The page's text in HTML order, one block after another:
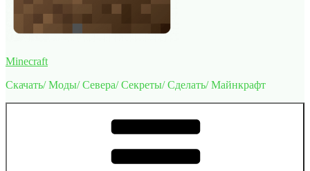
Minecraft
Скачать/ Моды/ Севера/ Секреты/ Сделать/ Майнкрафт